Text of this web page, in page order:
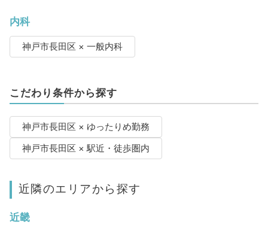
内科
神戸市長田区 × 一般内科
こだわり条件から探す
神戸市長田区 × ゆったりめ勤務
神戸市長田区 × 駅近・徒歩圏内
近隣のエリアから探す
近畿